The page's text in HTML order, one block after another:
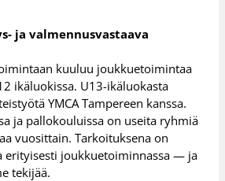
ja valmennusvastaava
kuuluu joukkuetoimintaa
ikäluokissa. U13-ikäluokasta
YMCA Tampereen kanssa.
ja pallokouluissa on useita ryhmiä
vuosittain. Tarkoituksena on
erityisesti joukkuetoiminnassa — ja
tekijää.